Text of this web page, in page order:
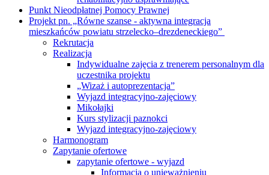
Punkt Nieodpłatnej Pomocy Prawnej
Projekt pn. „Równe szanse - aktywna integracja
mieszkańców powiatu strzelecko–drezdeneckiego”
Rekrutacja
Realizacja
Indywidualne zajęcia z trenerem personalnym dla
uczestnika projektu
„Wizaż i autoprezentacja”
Wyjazd integracyjno-zajęciowy
Mikołajki
Kurs stylizacji paznokci
Wyjazd integracyjno-zajęciowy
Harmonogram
Zapytanie ofertowe
zapytanie ofertowe - wyjazd
Informacja o unieważnieniu